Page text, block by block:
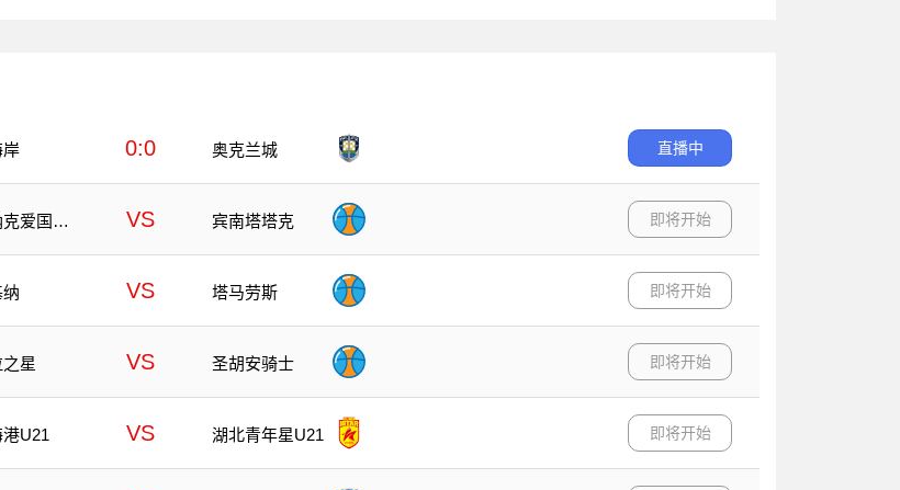
岸 0:0 奥克兰城 直播中
爱国者
VS 宾南塔塔克 即将开始
VS 塔马劳斯 即将开始
星 VS 圣胡安骑士 即将开始
港U21 VS 湖北青年星U21 即将开始